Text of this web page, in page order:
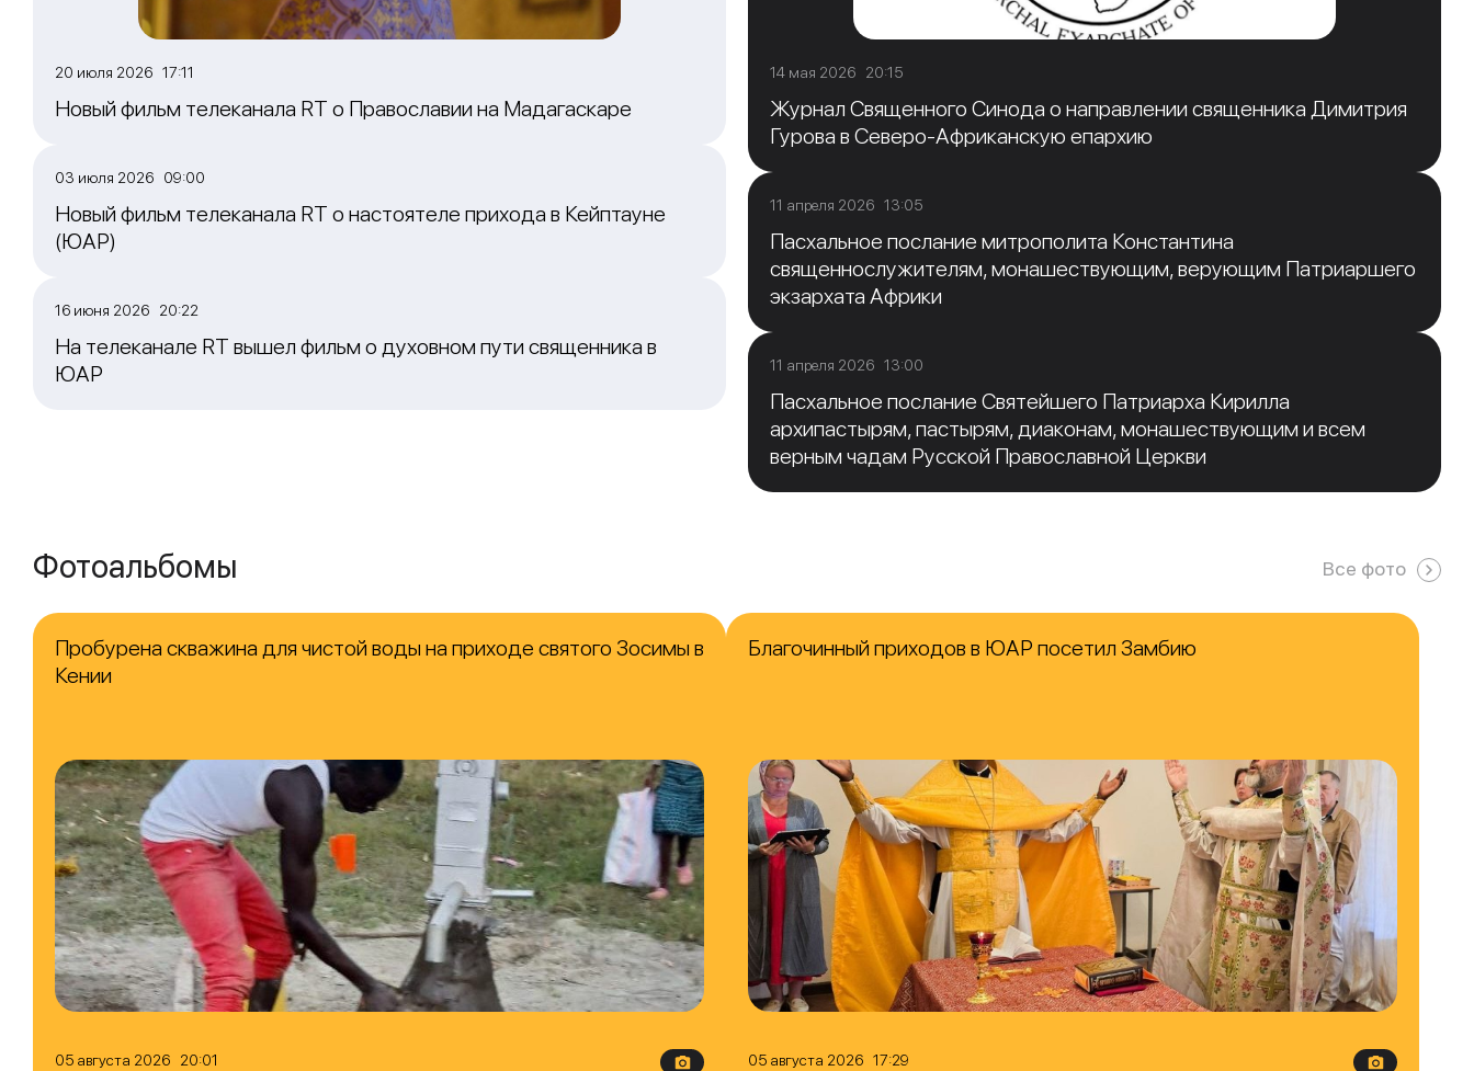
20 июля 2026 17:11
Новый фильм телеканала RT о Православии на Мадагаскаре
03 июля 2026 09:00
Новый фильм телеканала RT о настоятеле прихода в Кейптауне
(ЮАР)
16 июня 2026 20:22
На телеканале RT вышел фильм о духовном пути священника в
ЮАР
14 мая 2026 20:15
Журнал Священного Синода о направлении священника Димитрия
Гурова в Северо-Африканскую епархию
11 апреля 2026 13:05
Пасхальное послание митрополита Константина
священнослужителям, монашествующим, верующим Патриаршего
экзархата Африки
11 апреля 2026 13:00
Пасхальное послание Святейшего Патриарха Кирилла
архипастырям, пастырям, диаконам, монашествующим и всем
верным чадам Русской Православной Церкви
Фотоальбомы Все фото
05 августа 2026 20:01
Пробурена скважина для чистой воды на приходе святого Зосимы в
Кении
05 августа 2026 17:29
Благочинный приходов в ЮАР посетил Замбию